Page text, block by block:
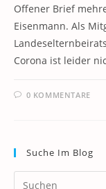
Offener Brief
Eisenmann. Als
Corona ist leider
0 KOMMENTARE
Suche Im Blog